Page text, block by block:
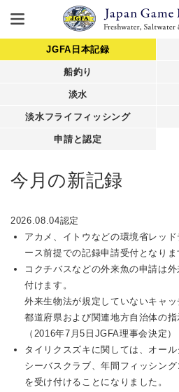
JGFA日本記録
船釣り
淡水
淡水フライフィッシング
申請と認定
今月の新記録
2026.08.04認定
アカメ、イトウなどの環境省レッ
ース前提での記録申請受付となりま
コクチバスなどの外来魚の申請は
付けます。
外来生物法が規定していないキャ
都道府県および関連地方自治体の指
（2016年7月5日JGFA理事会決定）
タイリクスズキに関しては、オー
シーバスクラブ、年間フィッシン
を受け付けることになりました。